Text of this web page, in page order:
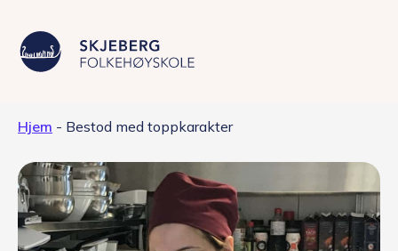
Livet på skolen
Skolen
Hjem - Bestod med toppkarakter